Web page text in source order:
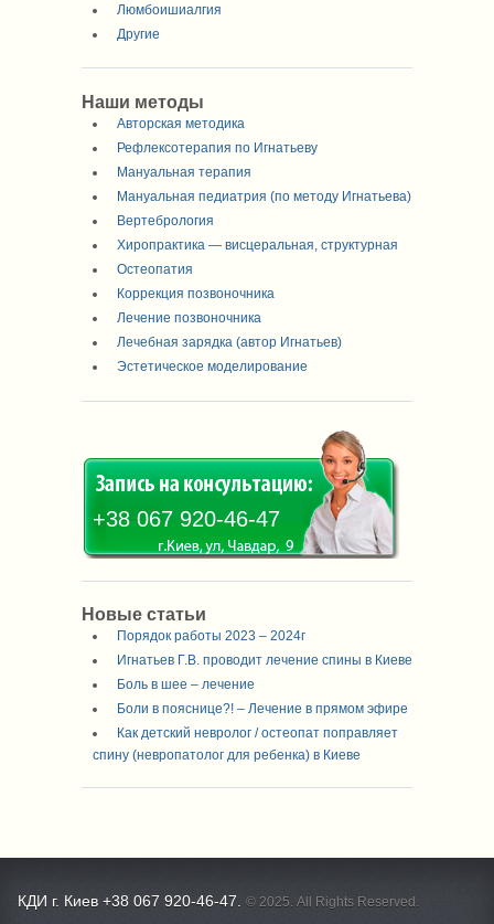
Люмбоишиалгия
Другие
Наши методы
Авторская методика
Рефлексотерапия по Игнатьеву
Мануальная терапия
Мануальная педиатрия (по методу Игнатьева)
Вертебрология
Хиропрактика — висцеральная, структурная
Остеопатия
Коррекция позвоночника
Лечение позвоночника
Лечебная зарядка (автор Игнатьев)
Эстетическое моделирование
+38 067 920-46-47
Новые статьи
Порядок работы 2023 – 2024г
Игнатьев Г.В. проводит лечение спины в Киеве
Боль в шее – лечение
Боли в пояснице?! – Лечение в прямом эфире
Как детский невролог / остеопат поправляет
спину (невропатолог для ребенка) в Киеве
КДИ г. Киев +38 067 920-46-47. © 2025. All Rights Reserved.